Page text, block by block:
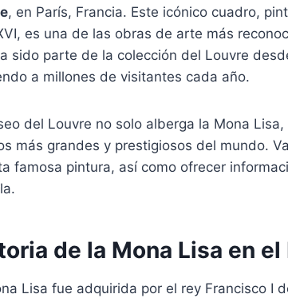
, en París, Francia. Este icónico cuadro,
es una de las obras de arte más
sido parte de la colección del Louvre
a millones de visitantes cada año.
del Louvre no solo alberga la Mona
más grandes y prestigiosos del mundo.
famosa pintura, así como ofrecer
de la Mona Lisa en
Lisa fue adquirida por el rey Francisco I